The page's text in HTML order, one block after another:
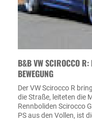
B&B VW SCIROCCO
BEWEGUNG
Der VW Scirocco R
die Straße, leiteten die
Rennboliden Scirocco
PS aus den Vollen, ist